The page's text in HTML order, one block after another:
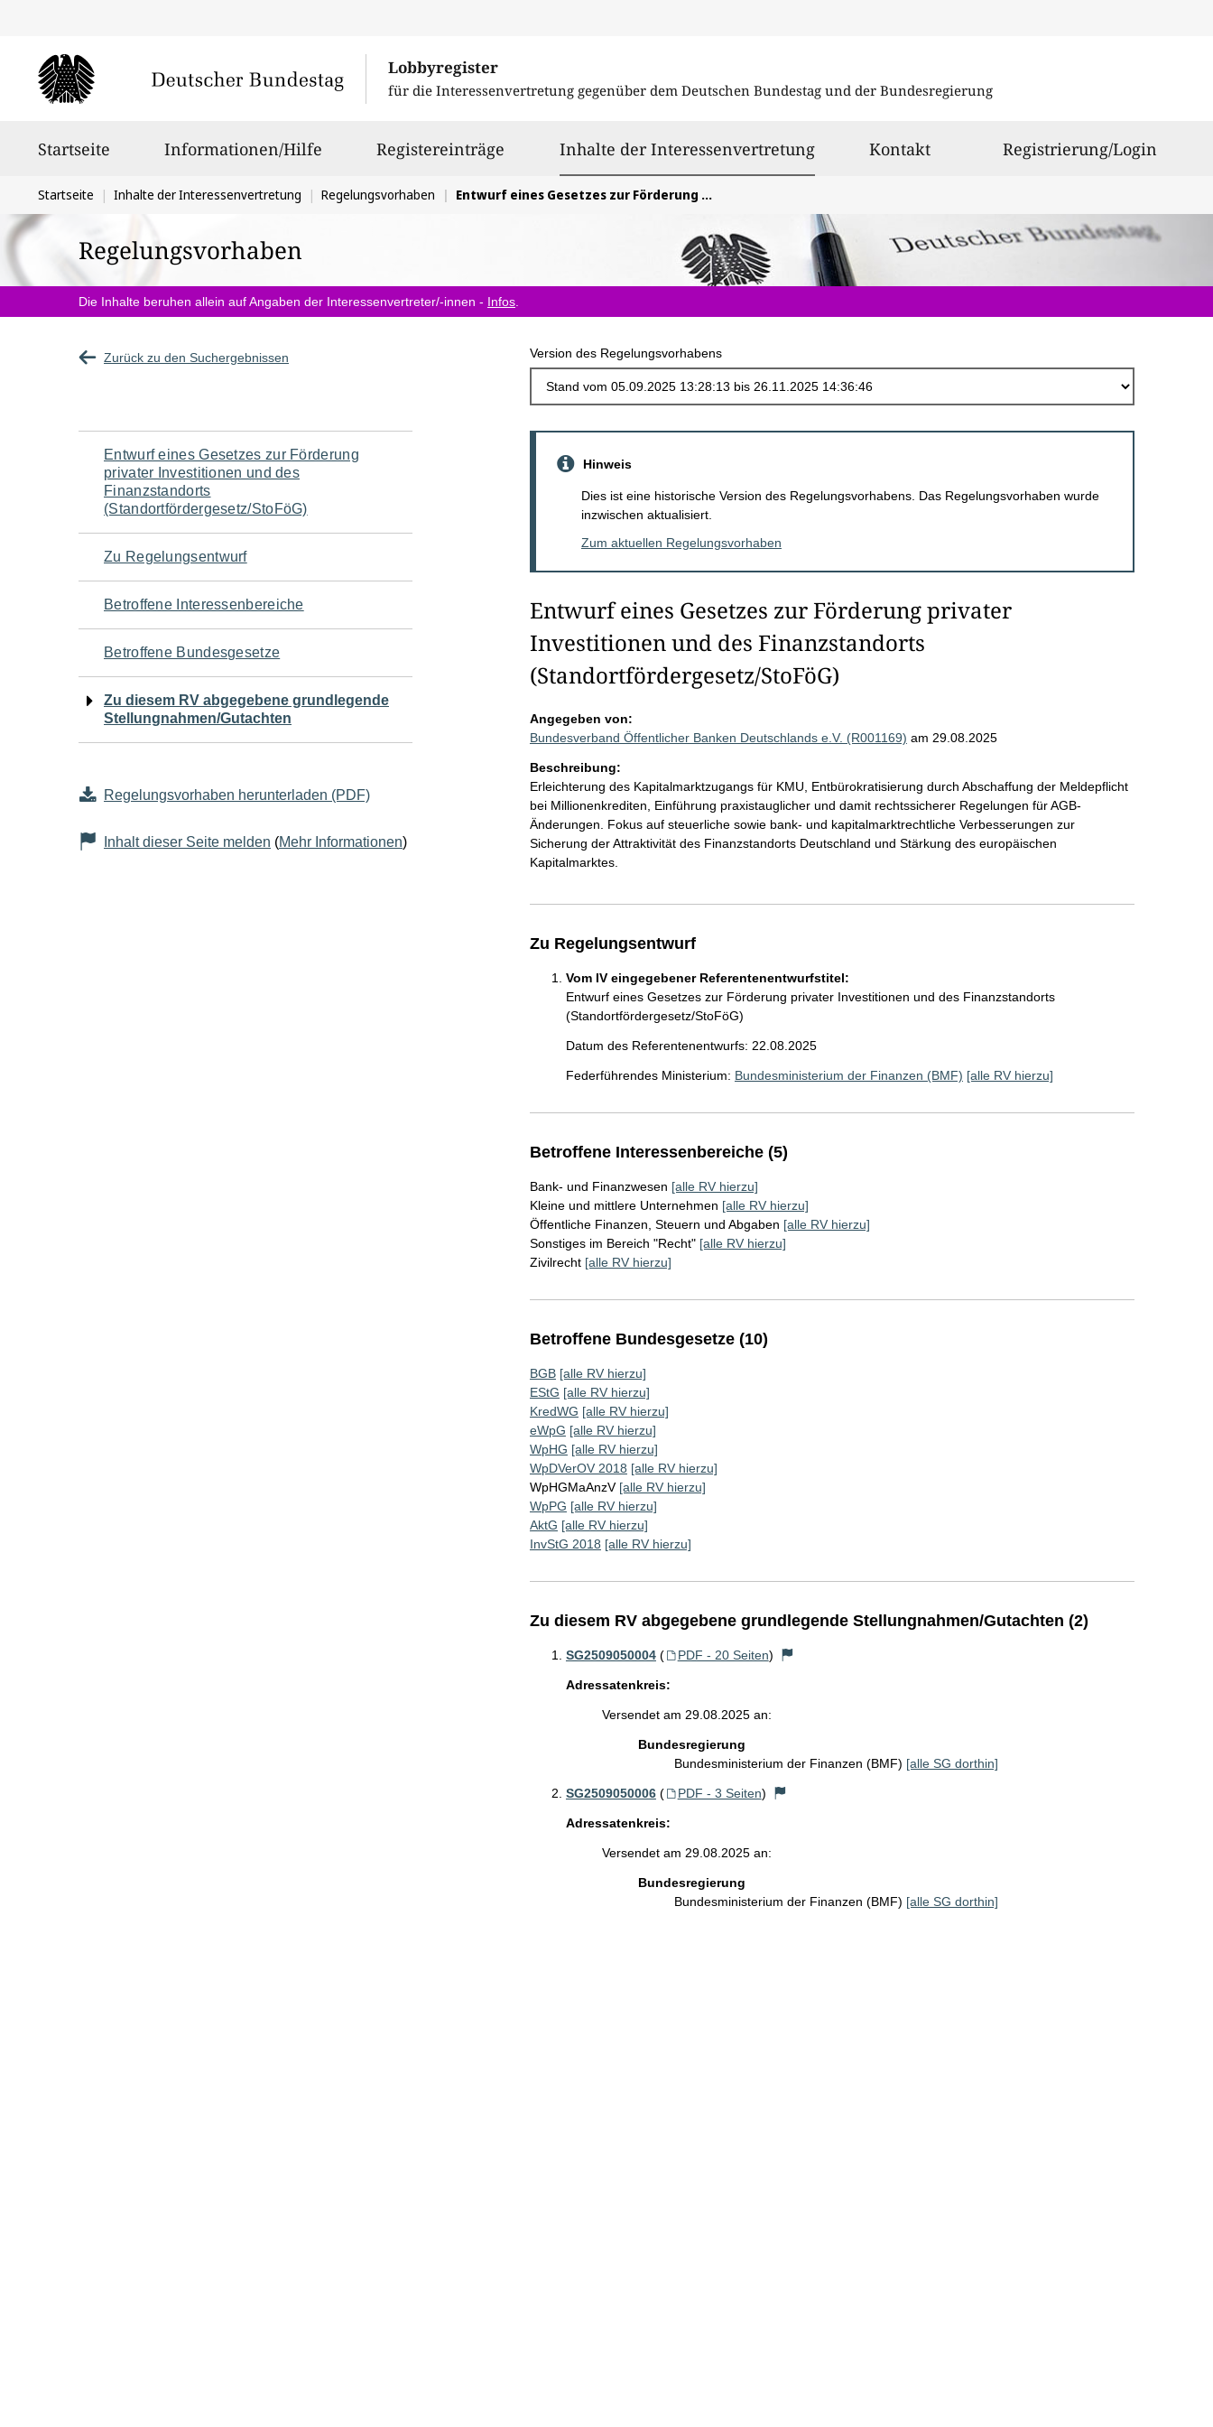
Lobbyregister
für die Interessenvertretung gegenüber dem Deutschen Bundestag und der Bundesregierung
Startseite Informationen/Hilfe Registereinträge Inhalte der Interessenvertretungausgewählt
Kontakt Registrierung/Login
Sie
befinden
sich
hier:
Startseite Inhalte der Interessenvertretung Regelungsvorhaben Entwurf eines Gesetzes zur Förderung privater Investitionen und des Finanzstandorts (Standortfördergesetz/StoFöG)
Regelungsvorhaben
Die Inhalte beruhen allein auf Angaben der Interessenvertreter/-innen - Infos
Zurück zu den Suchergebnissen Version des Regelungsvorhabens
Navigation
für
den
Seiteninhalt
Entwurf eines Gesetzes zur Förderung
privater Investitionen und des
Finanzstandorts
(Standortfördergesetz/StoFöG)
Zu Regelungsentwurf
Betroffene Interessenbereiche
Betroffene Bundesgesetze
Zu diesem RV abgegebene grundlegende
Stellungnahmen/Gutachten
Regelungsvorhaben herunterladen (PDF)
Inhalt dieser Seite melden (Mehr Informationen)
Hinweis
Dies ist eine historische Version des Regelungsvorhabens. Das Regelungsvorhaben wurde
inzwischen aktualisiert.
Zum aktuellen Regelungsvorhaben
Entwurf eines Gesetzes zur Förderung privater
Investitionen und des Finanzstandorts
(Standortfördergesetz/StoFöG)
Angegeben von:
Bundesverband Öffentlicher Banken Deutschlands e.V. (R001169) am 29.08.2025
Beschreibung:
Erleichterung des Kapitalmarktzugangs für KMU, Entbürokratisierung durch Abschaffung der Meldepflicht
bei Millionenkrediten, Einführung praxistauglicher und damit rechtssicherer Regelungen für AGB-
Änderungen. Fokus auf steuerliche sowie bank- und kapitalmarktrechtliche Verbesserungen zur
Sicherung der Attraktivität des Finanzstandorts Deutschland und Stärkung des europäischen
Kapitalmarktes.
Zu Regelungsentwurf
Vom IV eingegebener Referentenentwurfstitel:
Entwurf eines Gesetzes zur Förderung privater Investitionen und des Finanzstandorts
(Standortfördergesetz/StoFöG)
Datum des Referentenentwurfs: 22.08.2025
Federführendes Ministerium: Bundesministerium der Finanzen (BMF) [alle RV hierzu]
Betroffene Interessenbereiche (5)
Bank- und Finanzwesen [alle RV hierzu]
Kleine und mittlere Unternehmen [alle RV hierzu]
Öffentliche Finanzen, Steuern und Abgaben [alle RV hierzu]
Sonstiges im Bereich "Recht" [alle RV hierzu]
Zivilrecht [alle RV hierzu]
Betroffene Bundesgesetze (10)
BGB [alle RV hierzu]
EStG [alle RV hierzu]
KredWG [alle RV hierzu]
eWpG [alle RV hierzu]
WpHG [alle RV hierzu]
WpDVerOV 2018 [alle RV hierzu]
WpHGMaAnzV [alle RV hierzu]
WpPG [alle RV hierzu]
AktG [alle RV hierzu]
InvStG 2018 [alle RV hierzu]
Zu diesem RV abgegebene grundlegende Stellungnahmen/Gutachten (2)
SG2509050004 ( PDF - 20 Seiten)
Adressatenkreis:
Versendet am 29.08.2025 an:
Bundesregierung
Bundesministerium der Finanzen (BMF) [alle SG dorthin]
SG2509050006 ( PDF - 3 Seiten)
Adressatenkreis:
Versendet am 29.08.2025 an:
Bundesregierung
Bundesministerium der Finanzen (BMF) [alle SG dorthin]